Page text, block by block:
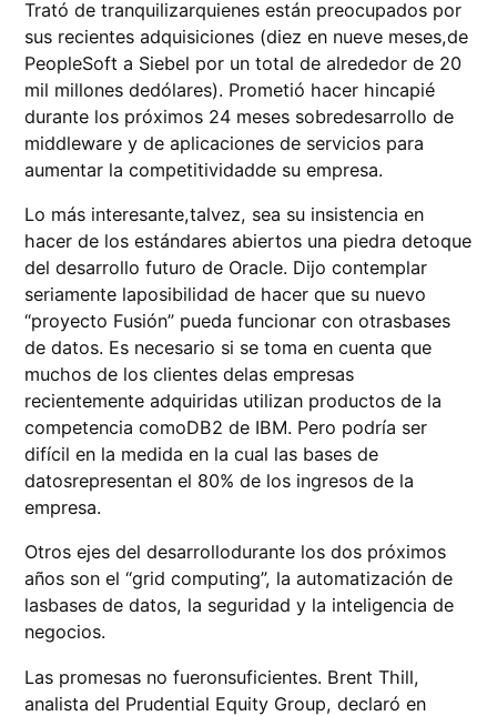
Trató de tranquilizarquienes están preocupados por
sus recientes adquisiciones (diez en nueve meses,de
PeopleSoft a Siebel por un total de alrededor de 20
mil millones dedólares). Prometió hacer hincapié
durante los próximos 24 meses sobredesarrollo de
middleware y de aplicaciones de servicios para
aumentar la competitividadde su empresa.
Lo más interesante,talvez, sea su insistencia en
hacer de los estándares abiertos una piedra detoque
del desarrollo futuro de Oracle. Dijo contemplar
seriamente laposibilidad de hacer que su nuevo
“proyecto Fusión” pueda funcionar con otrasbases
de datos. Es necesario si se toma en cuenta que
muchos de los clientes delas empresas
recientemente adquiridas utilizan productos de la
competencia comoDB2 de IBM. Pero podría ser
difícil en la medida en la cual las bases de
datosrepresentan el 80% de los ingresos de la
empresa.
Otros ejes del desarrollodurante los dos próximos
años son el “grid computing”, la automatización de
lasbases de datos, la seguridad y la inteligencia de
negocios.
Las promesas no fueronsuficientes. Brent Thill,
analista del Prudential Equity Group, declaró en